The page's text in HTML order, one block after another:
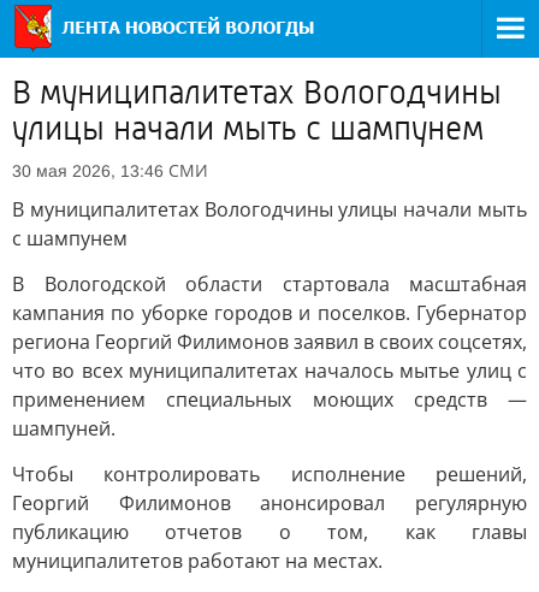
В муниципалитетах Вологодчины
улицы начали мыть с шампунем
30 мая 2026, 13:46 СМИ
В муниципалитетах Вологодчины улицы начали мыть
с шампунем
В Вологодской области стартовала масштабная
кампания по уборке городов и поселков. Губернатор
региона Георгий Филимонов заявил в своих соцсетях,
что во всех муниципалитетах началось мытье улиц с
применением специальных моющих средств —
шампуней.
Чтобы контролировать исполнение решений,
Георгий Филимонов анонсировал регулярную
публикацию отчетов о том, как главы
муниципалитетов работают на местах.